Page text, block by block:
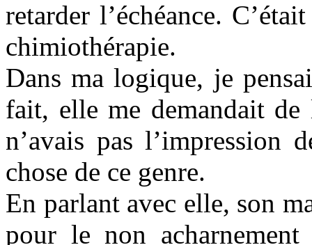
retarder l’échéance.
chimiothérapie.
Dans ma logique, je
fait, elle me demandait
n’avais pas l’impression
chose de ce genre.
En parlant avec elle, son
pour le non